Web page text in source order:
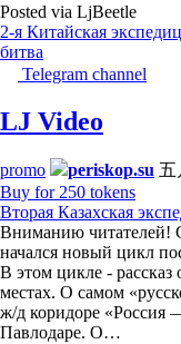
Posted via LjBeetle
2-я Китайская
битва
Telegram channel
LJ Video
promo periskop.su 五
Buy for 250 tokens
Вторая Казахская
Вниманию читателей!
начался новый цикл
В этом цикле -
местах. О самом
ж/д коридоре «Россия
Павлодаре. О…